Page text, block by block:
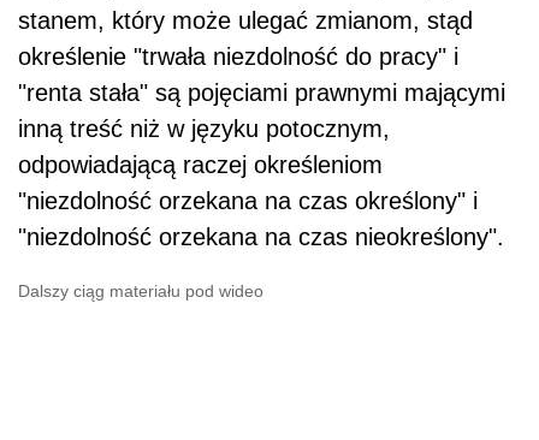
stanem, który może ulegać zmianom, stąd
określenie "trwała niezdolność do pracy" i
"renta stała" są pojęciami prawnymi mającymi
inną treść niż w języku potocznym,
odpowiadającą raczej określeniom
"niezdolność orzekana na czas określony" i
"niezdolność orzekana na czas nieokreślony".
Dalszy ciąg materiału pod wideo